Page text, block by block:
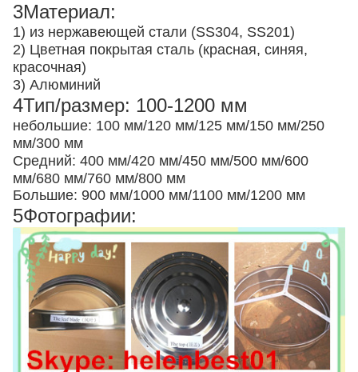
3Материал:
1) из нержавеющей стали (SS304, SS201)
2) Цветная покрытая сталь (красная, синяя,
красочная)
3) Алюминий
4Тип/размер: 100-1200 мм
небольшие: 100 мм/120 мм/125 мм/150 мм/250
мм/300 мм
Средний: 400 мм/420 мм/450 мм/500 мм/600
мм/680 мм/760 мм/800 мм
Большие: 900 мм/1000 мм/1100 мм/1200 мм
5Фотографии: